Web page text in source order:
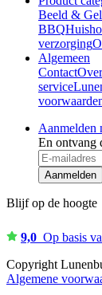
Beeld &
BBQ
verzorging
Algemeen
Contact
service
Aanmelden
En ontvang
Aanmelden
Blijf op de hoogte
9,0 Op basis
Copyright
Algemene